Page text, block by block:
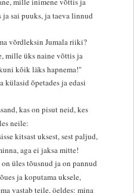
ja sai puuks, ja taeva linnud
võrdleksin Jumala riiki?
mille üks naine võttis ja
kõik läks hapnema!"
külasid õpetades ja edasi
kas on pisut neid, kes
neile:
kitsast uksest, sest paljud,
aga ei jaksa mitte!
üles tõusnud ja on pannud
ja koputama uksele,
vastab teile, öeldes: mina